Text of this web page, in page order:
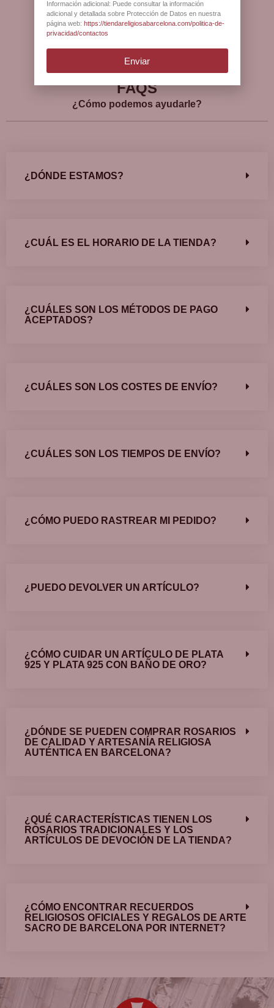
FAQS
¿Cómo podemos ayudarle?
¿DÓNDE ESTAMOS?
¿CUÁL ES EL HORARIO DE LA TIENDA?
¿CUÁLES SON LOS MÉTODOS DE PAGO
ACEPTADOS?
¿CUÁLES SON LOS COSTES DE ENVÍO?
¿CUÁLES SON LOS TIEMPOS DE ENVÍO?
¿CÓMO PUEDO RASTREAR MI PEDIDO?
¿PUEDO DEVOLVER UN ARTÍCULO?
¿CÓMO CUIDAR UN ARTÍCULO DE PLATA
925 Y PLATA 925 CON BAÑO DE ORO?
¿DÓNDE SE PUEDEN COMPRAR ROSARIOS
DE CALIDAD Y ARTESANÍA RELIGIOSA
AUTÉNTICA EN BARCELONA?
¿QUÉ CARACTERÍSTICAS TIENEN LOS
ROSARIOS TRADICIONALES Y LOS
ARTÍCULOS DE DEVOCIÓN DE LA TIENDA?
¿CÓMO ENCONTRAR RECUERDOS
RELIGIOSOS OFICIALES Y REGALOS DE ARTE
SACRO DE BARCELONA POR INTERNET?
Información adicional: Puede consultar la información
adicional y detallada sobre Protección de Datos en nuestra
página web: https://tiendareligiosabarcelona.com/politica-de-
privacidad/contactos
Enviar